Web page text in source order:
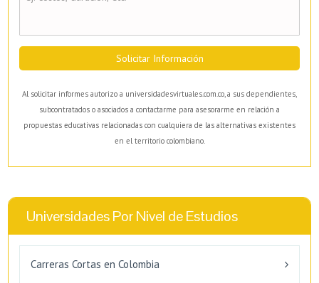
Solicitar Información
Al solicitar informes autorizo a universidadesvirtuales.com.co, a sus dependientes,
subcontratados o asociados a contactarme para asesorarme en relación a
propuestas educativas relacionadas con cualquiera de las alternativas existentes
en el territorio colombiano.
Universidades Por Nivel de Estudios
Carreras Cortas en Colombia